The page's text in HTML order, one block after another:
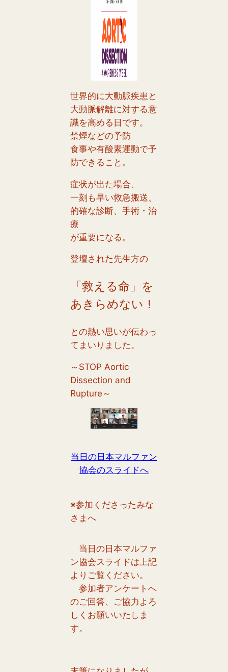
世界的に大動脈疾患と
大動脈解離に対する意
識を高める日です。
禁煙などの予防
食事や有酸素運動で予
防できること。
症状が出た場合、
一刻も早い救急搬送、
的確な診断、手術・治
療
が重要になる。
登壇された先生方の
「救える命」を
あきらめない！
との熱い思いが伝わっ
てまいりました。
～STOP Aortic
Dissection and
Rupture～
当日の日本マルファン
協会のスライドへ
※参加くださったみな
さまへ
当日の日本マルファ
ン協会スライドは上記
よりご覧ください。
参加者アンケートへ
のご回答、ご協力よろ
しくお願いいたしま
す。